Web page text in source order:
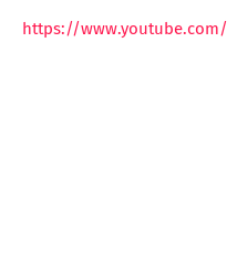
https://www.youtube.com/